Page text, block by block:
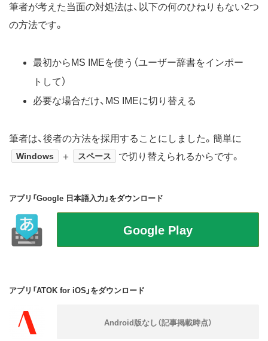
筆者が考えた当面の対処法は、以下の何のひねりもない2つ
の方法です。
最初からMS IMEを使う（ユーザー辞書をインポー
トして）
必要な場合だけ、MS IMEに切り替える
筆者は、後者の方法を採用することにしました。簡単に
Windows ＋ スペース で切り替えられるからです。
アプリ「Google 日本語入力」をダウンロード
アプリ「ATOK for iOS」をダウンロード